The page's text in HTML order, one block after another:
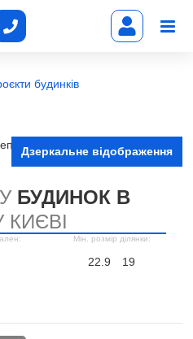
будинків
Дзеркальне відображення
БУДИНОК В
КИЄВІ
Мін. розмір ділянки:
22.9 19